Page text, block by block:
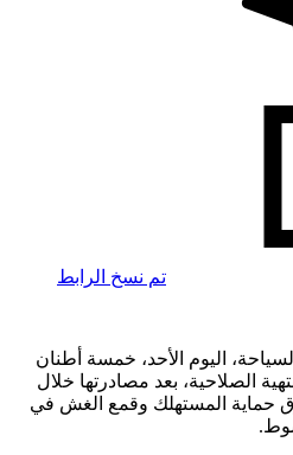
تم نسخ الرابط
اليوم الأحد، خمسة أطنان
الصلاحية، بعد مصادرتها خلال
حماية المستهلك وقمع الغش في